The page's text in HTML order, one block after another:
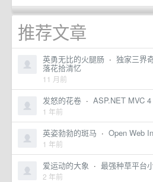
推荐文章
英勇无比的火腿肠 · 独家三界
落花拾清忆
11 月前
发怒的花卷 · ASP.NET MVC
1 年前
英姿勃勃的斑马 · Open Web
1 年前
爱运动的大象 · 最强种草平台
2 年前